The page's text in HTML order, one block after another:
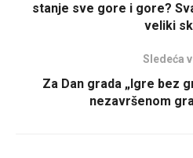
stanje sve gore i gore?
veliki
Sledeća
Za Dan grada „Igre bez
nezavršenom